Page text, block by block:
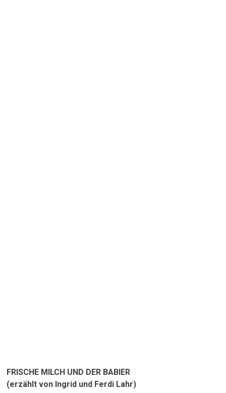
FRISCHE MILCH UND DER BABIER
(erzählt von Ingrid und Ferdi Lahr)